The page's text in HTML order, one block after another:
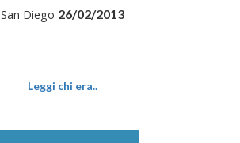
San Diego 26/02/2013
Leggi chi era..